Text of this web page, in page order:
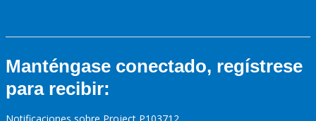
Manténgase conectado, regístrese
para recibir: